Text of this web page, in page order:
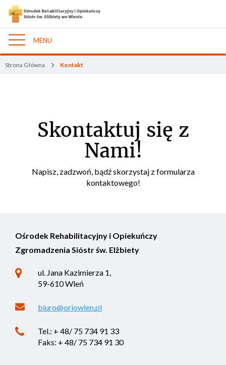
Nawigacja
MENU
Strona Główna Kontakt
Skontaktuj się z
Nami!
Napisz, zadzwoń, bądź skorzystaj z formularza
kontaktowego!
Ośrodek Rehabilitacyjny i Opiekuńczy
Zgromadzenia Sióstr św. Elżbiety
ul. Jana Kazimierza 1,
59-610 Wleń
biuro@oriowlen.pl
Tel.: + 48/ 75 734 91 33
Faks: + 48/ 75 734 91 30